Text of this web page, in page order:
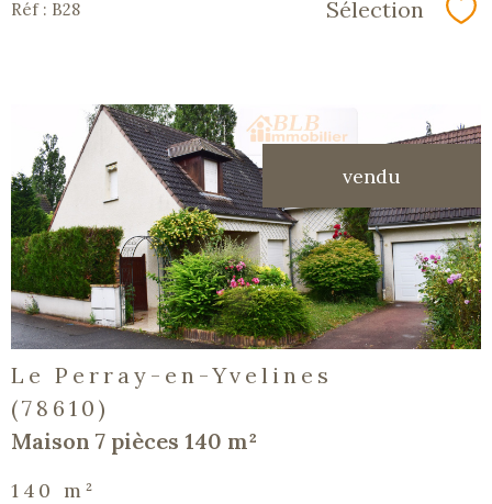
Réf : B28 Sélection
vendu
voir le
bien
Le Perray-en-Yvelines
(78610)
Maison 7 pièces 140 m²
140 m²